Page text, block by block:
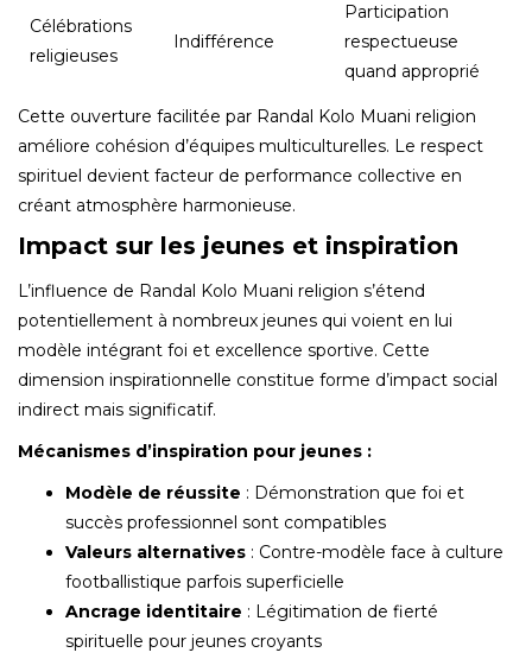
Célébrations
religieuses
Indifférence
Participation
respectueuse
quand approprié
Cette ouverture facilitée par Randal Kolo Muani religion
améliore cohésion d’équipes multiculturelles. Le respect
spirituel devient facteur de performance collective en
créant atmosphère harmonieuse.
Impact sur les jeunes et inspiration
L’influence de Randal Kolo Muani religion s’étend
potentiellement à nombreux jeunes qui voient en lui
modèle intégrant foi et excellence sportive. Cette
dimension inspirationnelle constitue forme d’impact social
indirect mais significatif.
Mécanismes d’inspiration pour jeunes :
Modèle de réussite : Démonstration que foi et
succès professionnel sont compatibles
Valeurs alternatives : Contre-modèle face à culture
footballistique parfois superficielle
Ancrage identitaire : Légitimation de fierté
spirituelle pour jeunes croyants